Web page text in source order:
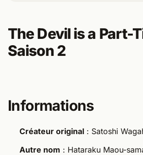
The Devil is a Part-
Saison 2
Informations
Créateur original : Satoshi
Autre nom : Hataraku Maou-